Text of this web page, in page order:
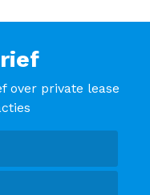
over private lease